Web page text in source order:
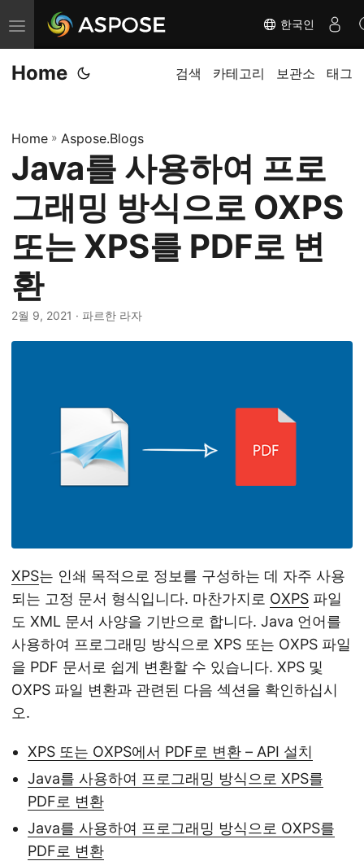
탐
색
전
한국인
Home 검색 카테고리 보관소 태그
Home » Aspose.Blogs
Java를 사용하여 프로
그래밍 방식으로 OXPS
또는 XPS를 PDF로 변
환
2월 9, 2021 · 파르한 라자
XPS는 인쇄 목적으로 정보를 구성하는 데 자주 사용
되는 고정 문서 형식입니다. 마찬가지로 OXPS 파일
도 XML 문서 사양을 기반으로 합니다. Java 언어를
사용하여 프로그래밍 방식으로 XPS 또는 OXPS 파일
을 PDF 문서로 쉽게 변환할 수 있습니다. XPS 및
OXPS 파일 변환과 관련된 다음 섹션을 확인하십시
오.
XPS 또는 OXPS에서 PDF로 변환 – API 설치
Java를 사용하여 프로그래밍 방식으로 XPS를
PDF로 변환
Java를 사용하여 프로그래밍 방식으로 OXPS를
PDF로 변환